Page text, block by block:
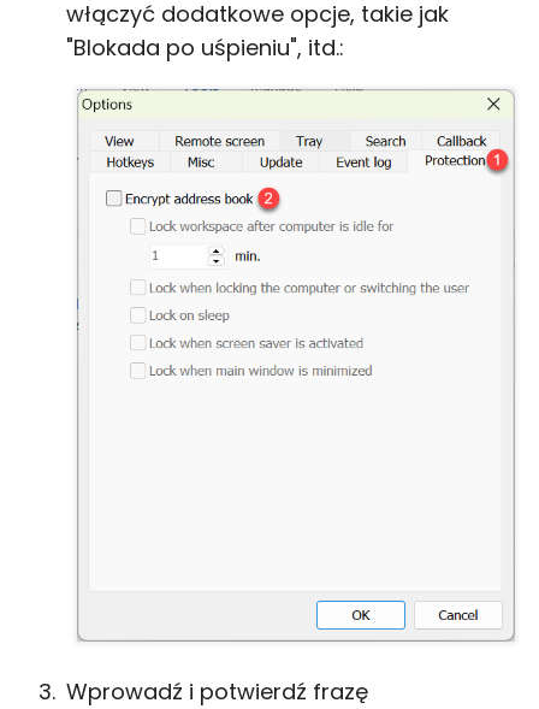
włączyć dodatkowe opcje, takie jak
"Blokada po uśpieniu", itd.:
Wprowadź i potwierdź frazę